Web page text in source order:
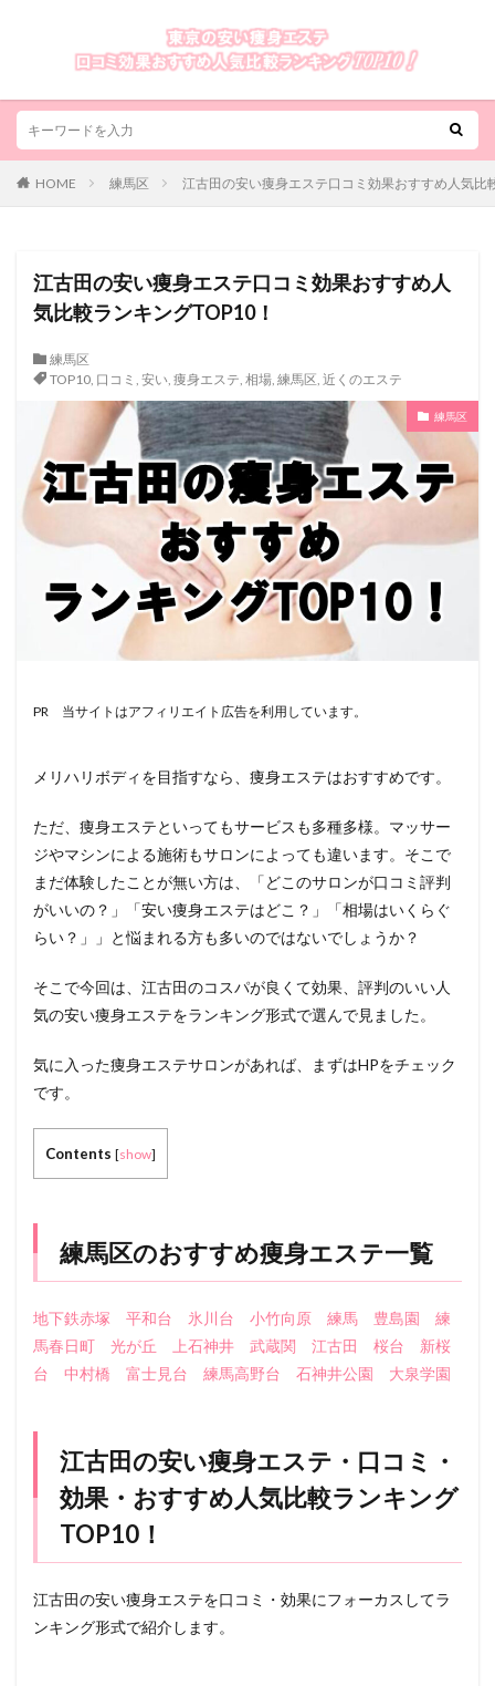
HOME 練馬区 江古田の安い痩身エステ口コミ効果おすすめ人気比
江古田の安い痩身エステ口コミ効果おすすめ人
気比較ランキングTOP10！
練馬区
TOP10, 口コミ , 安い, 痩身エステ, 相場, 練馬区, 近くのエステ
練馬区
PR 当サイトはアフィリエイト広告を利用しています。
メリハリボディを目指すなら、痩身エステはおすすめです。
ただ、痩身エステといってもサービスも多種多様。マッサー
ジやマシンによる施術もサロンによっても違います。そこで
まだ体験したことが無い方は、「どこのサロンが口コミ評判
がいいの？」「安い痩身エステはどこ？」「相場はいくらぐ
らい？」」と悩まれる方も多いのではないでしょうか？
そこで今回は、江古田のコスパが良くて効果、評判のいい人
気の安い痩身エステをランキング形式で選んで見ました。
気に入った痩身エステサロンがあれば、まずはHPをチェック
です。
Contents [show]
練馬区のおすすめ痩身エステ一覧
地下鉄赤塚 平和台 氷川台 小竹向原 練馬 豊島園
練
馬春日町
光が丘 上石神井 武蔵関 江古田 桜台
新桜
台
中村橋 富士見台 練馬高野台 石神井公園 大泉学園
江古田の安い痩身エステ・口コミ・
効果・おすすめ人気比較ランキング
TOP10！
江古田の安い痩身エステを口コミ・効果にフォーカスしてラ
ンキング形式で紹介します。